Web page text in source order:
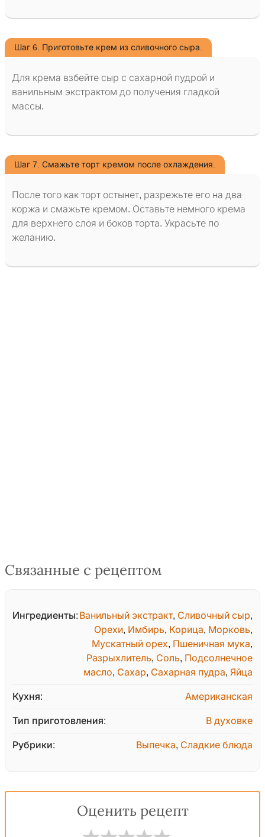
Шаг 6. Приготовьте крем из сливочного сыра.
Для крема взбейте сыр с сахарной пудрой и
ванильным экстрактом до получения гладкой
массы.
Шаг 7. Смажьте торт кремом после охлаждения.
После того как торт остынет, разрежьте его на два
коржа и смажьте кремом. Оставьте немного крема
для верхнего слоя и боков торта. Украсьте по
желанию.
Связанные с рецептом
Ингредиенты: Ванильный экстракт, Сливочный сыр,
Орехи, Имбирь, Корица, Морковь,
Мускатный орех, Пшеничная мука,
Разрыхлитель, Соль, Подсолнечное
масло, Сахар, Сахарная пудра, Яйца
Кухня: Американская
Тип приготовления: В духовке
Рубрики: Выпечка, Сладкие блюда
Оценить рецепт